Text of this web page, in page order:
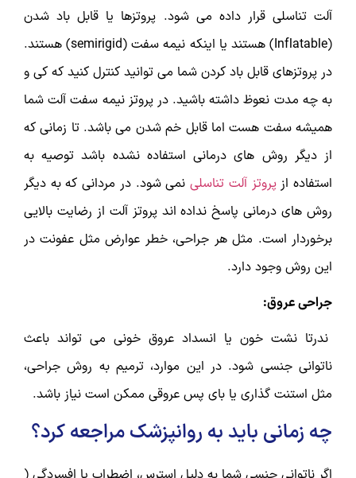
آلت تناسلی قرار داده می شود. پروتزها یا قابل باد شدن
(Inflatable) هستند یا اینکه نیمه سفت (semirigid) هستند.
در پروتزهای قابل باد کردن شما می توانید کنترل کنید که کی و
به چه مدت نعوظ داشته باشید. در پروتز نیمه سفت آلت شما
همیشه سفت هست اما قابل خم شدن می باشد. تا زمانی که
از دیگر روش های درمانی استفاده نشده باشد توصیه به
استفاده ازپروتز آلت تناسلینمی شود. در مردانی که به دیگر
روش های درمانی پاسخ نداده اند پروتز آلت از رضایت بالایی
برخوردار است. مثل هر جراحی، خطر عوارض مثل عفونت در
این روش وجود دارد.
جراحی عروق:
ندرتا نشت خون یا انسداد عروق خونی می تواند باعث
ناتوانی جنسی شود. در این موارد، ترمیم به روش جراحی،
مثل استنت گذاری یا بای پس عروقی ممکن است نیاز باشد.
چه زمانی باید به روانپزشک مراجعه کرد؟